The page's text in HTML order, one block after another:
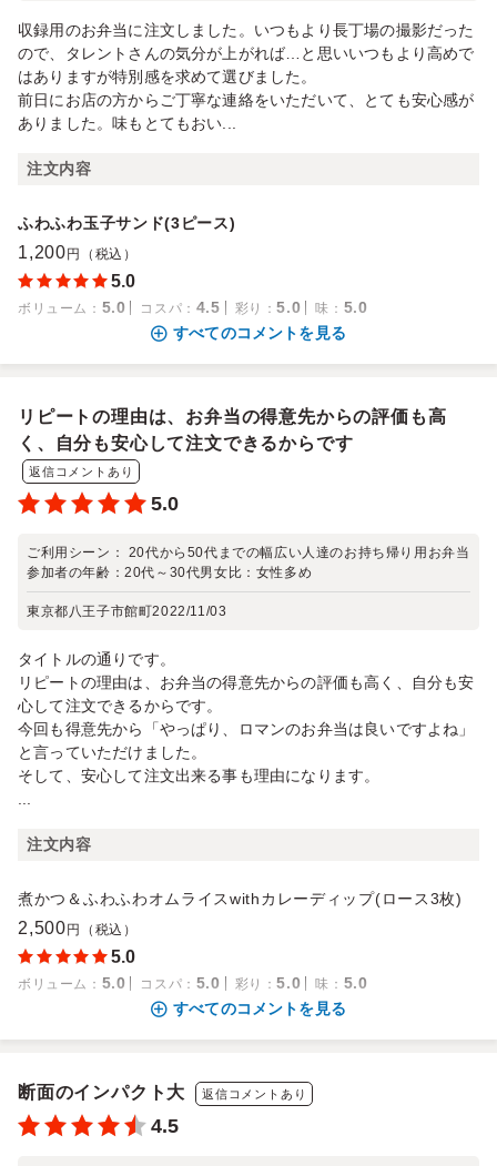
収録用のお弁当に注文しました。いつもより長丁場の撮影だった
ので、タレントさんの気分が上がれば…と思いいつもより高めで
はありますが特別感を求めて選びました。
前日にお店の方からご丁寧な連絡をいただいて、とても安心感が
ありました。味もとてもおい...
注文内容
ふわふわ玉子サンド(3ピース)
1,200 円（税込）
5.0
ボリューム ： 5.0 コスパ ： 4.5 彩り ：5.0 味 ： 5.0
すべてのコメントを見る
リピートの理由は、お弁当の得意先からの評価も高
く、自分も安心して注文できるからです
返信コメントあり
5.0
ご利用シーン： 20代から50代までの幅広い人達のお持ち帰り用お弁当
参加者の年齢：20代～30代男女比： 女性多め
東京都八王子市館町2022/11/03
タイトルの通りです。
リピートの理由は、お弁当の得意先からの評価も高く、自分も安
心して注文できるからです。
今回も得意先から「やっぱり、ロマンのお弁当は良いですよね」
と言っていただけました。
そして、安心して注文出来る事も理由になります。
注文内容
煮かつ＆ふわふわオムライスwithカレーディップ(ロース3枚)
2,500 円（税込）
5.0
ボリューム ： 5.0 コスパ ： 5.0 彩り ：5.0 味 ： 5.0
すべてのコメントを見る
断面のインパクト大 返信コメントあり
4.5